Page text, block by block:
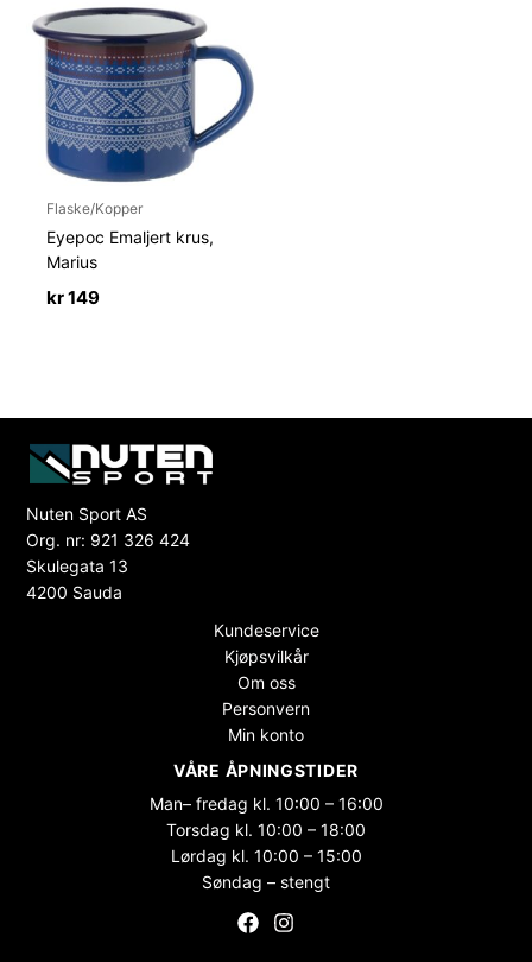
Flaske/Kopper
Eyepoc Emaljert krus,
Marius
kr149
Nuten Sport AS
Org. nr: 921 326 424
Skulegata 13
4200 Sauda
Kundeservice
Kjøpsvilkår
Om oss
Personvern
Min konto
VÅRE ÅPNINGSTIDER
Man– fredag kl. 10:00 – 16:00
Torsdag kl. 10:00 – 18:00
Lørdag kl. 10:00 – 15:00
Søndag – stengt